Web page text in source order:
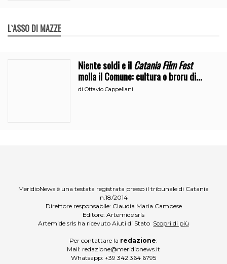
L`ASSO DI MAZZE
Niente soldi e ilCatania Film Fest
molla il Comune: cultura o broru di
ciciri?
diOttavio Cappellani
MeridioNews è una testata registrata presso il tribunale di Catania
n.18/2014
Direttore responsabile: Claudia Maria Campese
Editore: Artemide srls
Artemide srls ha ricevuto Aiuti di Stato Scopri di più
Per contattare la redazione:
Mail: redazione@meridionews.it
Whatsapp: +39 342 364 6795